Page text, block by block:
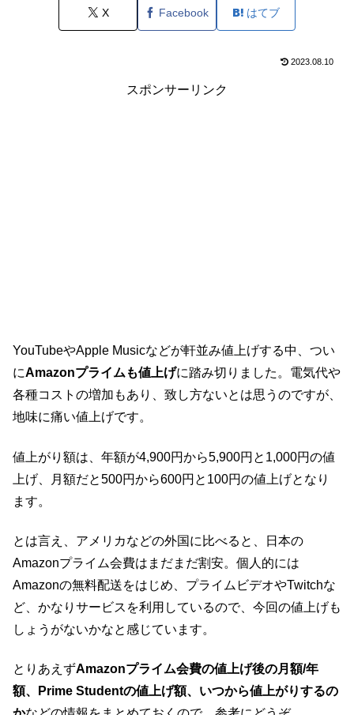
X Facebook はてブ
2023.08.10
スポンサーリンク
YouTubeやApple Musicなどが軒並み値上げする中、つい
にAmazonプライムも値上げに踏み切りました。電気代や
各種コストの増加もあり、致し方ないとは思うのですが、
地味に痛い値上げです。
値上がり額は、年額が4,900円から5,900円と1,000円の値
上げ、月額だと500円から600円と100円の値上げとなり
ます。
とは言え、アメリカなどの外国に比べると、日本の
Amazonプライム会費はまだまだ割安。個人的には
Amazonの無料配送をはじめ、プライムビデオやTwitchな
ど、かなりサービスを利用しているので、今回の値上げも
しょうがないかなと感じています。
とりあえずAmazonプライム会費の値上げ後の月額/年
額、Prime Studentの値上げ額、いつから値上がりするの